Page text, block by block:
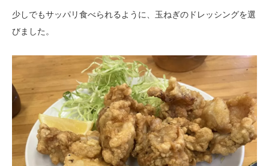
少しでもサッパリ食べられるように、玉ねぎのドレッシングを選
びました。